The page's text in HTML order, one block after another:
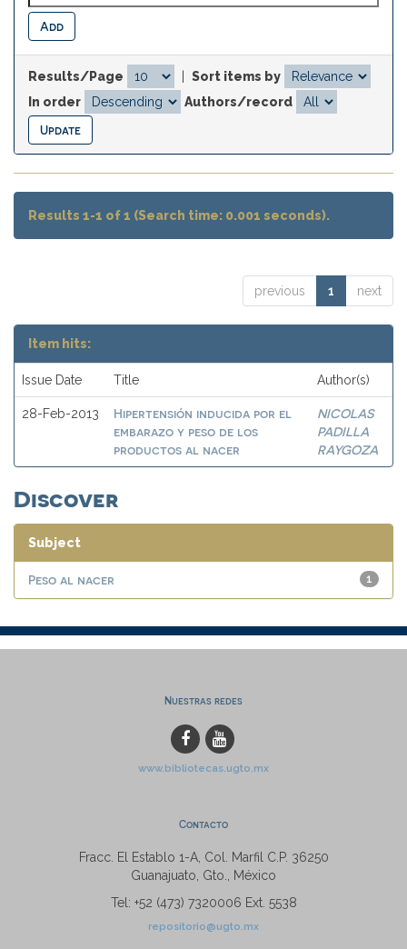
Results/Page
Sort items by
In order
Authors/record
Results 1-1 of 1 (Search time: 0.001 seconds).
previous 1 next
Item hits:
Issue Date Title Author(s)
28-Feb-2013
Hipertensión inducida por el
embarazo y peso de los
productos al nacer
NICOLAS
PADILLA
RAYGOZA
Discover
Subject
1
Peso al nacer
Nuestras redes
www.bibliotecas.ugto.mx
Contacto
Fracc. El Establo 1-A, Col. Marfil C.P. 36250
Guanajuato, Gto., México
Tel: +52 (473) 7320006 Ext. 5538
repositorio@ugto.mx